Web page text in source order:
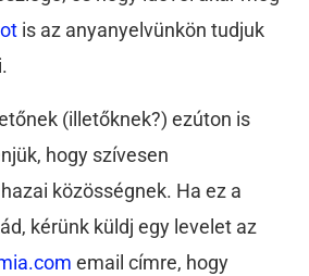
is az anyanyelvünkön tudjuk
(illetőknek?) ezúton is
hogy szívesen
közösségnek. Ha ez a
kérünk küldj egy levelet az
email címre, hogy